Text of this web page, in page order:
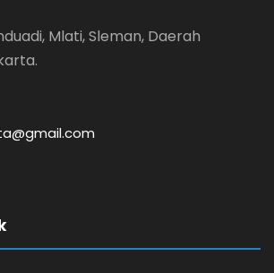
Mlati, Sleman, Daerah